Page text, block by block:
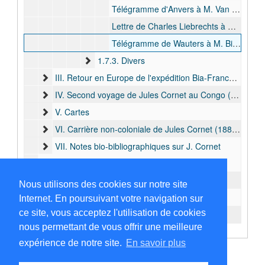
Nous utilisons des cookies sur notre site
Internet. En poursuivant votre navigation sur
ce site, vous acceptez l'utilisation de cookies
nous permettant de vous offrir une meilleure
expérience de notre site. En savoir plus
Télégramme d'Anvers à M. Van Hoof, Marché aux Grains, Liège, et signé “Sus”, bulk: 1892 nov.
Lettre de Charles Liebrechts à M. Bia, avocat à Liège, concernant des rumeurs des expéditions Jacques, Joubert et Bia, bulk: 1892 déc.
Télégramme de Wauters à M. Bia, avocat à Liège disant que les bruits inquiétants sont faux, bulk: 1892 déc.
1.7.3. Divers
III. Retour en Europe de l'expédition Bia-Francqui (1893)
IV. Second voyage de Jules Cornet au Congo (1895)
V. Cartes
VI. Carrière non-coloniale de Jules Cornet (1882 -1929)
VII. Notes bio-bibliographiques sur J. Cornet
D. Archives Albert Thys
E. Archives René Jules Cornet
F. Annexe